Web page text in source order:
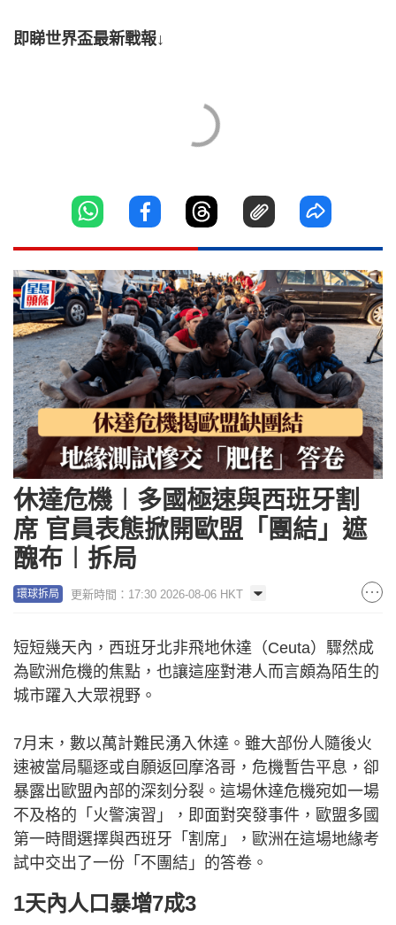
即睇世界盃最新戰報↓
休達危機︱多國極速與西班牙割
席 官員表態掀開歐盟「團結」遮
醜布︱拆局
環球拆局 更新時間：17:30 2026-08-06 HKT
短短幾天內，西班牙北非飛地休達（Ceuta）驟然成
為歐洲危機的焦點，也讓這座對港人而言頗為陌生的
城市躍入大眾視野。
7月末，數以萬計難民湧入休達。雖大部份人隨後火
速被當局驅逐或自願返回摩洛哥，危機暫告平息，卻
暴露出歐盟內部的深刻分裂。這場休達危機宛如一場
不及格的「火警演習」，即面對突發事件，歐盟多國
第一時間選擇與西班牙「割席」，歐洲在這場地緣考
試中交出了一份「不團結」的答卷。
1天內人口暴增7成3